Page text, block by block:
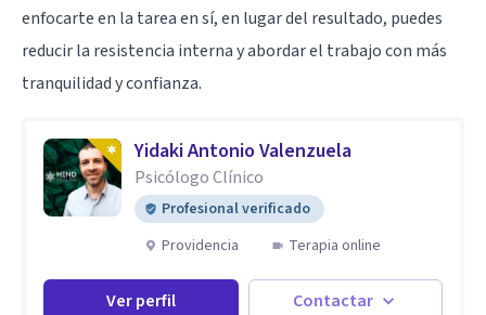
enfocarte en la tarea en sí, en lugar del resultado, puedes
reducir la resistencia interna y abordar el trabajo con más
tranquilidad y confianza.
Yidaki Antonio Valenzuela
Psicólogo Clínico
Profesional verificado
Providencia
Terapia online
Ver perfil Contactar